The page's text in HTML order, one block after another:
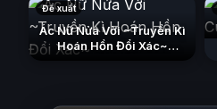
Đề xuất
Ác Nữ Nửa Vời ~Truyền Kì
Hoán Hồn Đổi Xác~